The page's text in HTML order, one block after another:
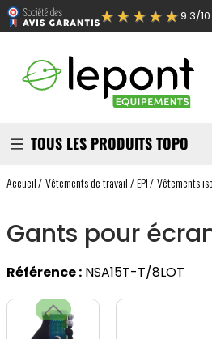
★★★★★9.3/10
TOUS LES PRODUITS TOPO
Accueil Vêtements de travail / EPI Vêtements
Gants pour
Référence : NSA15T-T/8LOT